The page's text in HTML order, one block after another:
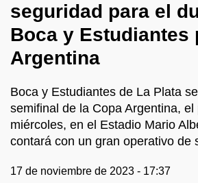
seguridad para el
Boca y Estudiantes
Argentina
Boca y Estudiantes de La Plata
semifinal de la Copa Argentina, el
miércoles, en el Estadio Mario
contará con un gran operativo de
17 de noviembre de 2023 - 17:37